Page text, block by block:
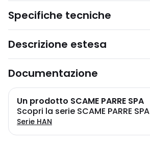
Specifiche tecniche
Descrizione estesa
Documentazione
Un prodotto SCAME PARRE SPA
Scopri la serie SCAME PARRE SPA
Serie HAN